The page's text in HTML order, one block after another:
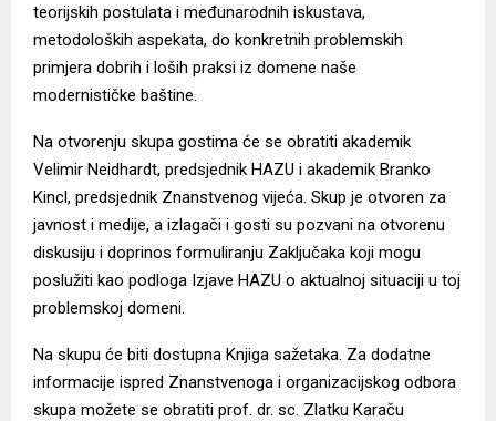
teorijskih postulata i međunarodnih iskustava,
metodoloških aspekata, do konkretnih problemskih
primjera dobrih i loših praksi iz domene naše
modernističke baštine.
Na otvorenju skupa gostima će se obratiti akademik
Velimir Neidhardt, predsjednik HAZU i akademik Branko
Kincl, predsjednik Znanstvenog vijeća. Skup je otvoren za
javnost i medije, a izlagači i gosti su pozvani na otvorenu
diskusiju i doprinos formuliranju Zaključaka koji mogu
poslužiti kao podloga Izjave HAZU o aktualnoj situaciji u toj
problemskoj domeni.
Na skupu će biti dostupna Knjiga sažetaka. Za dodatne
informacije ispred Znanstvenoga i organizacijskog odbora
skupa možete se obratiti prof. dr. sc. Zlatku Karaču